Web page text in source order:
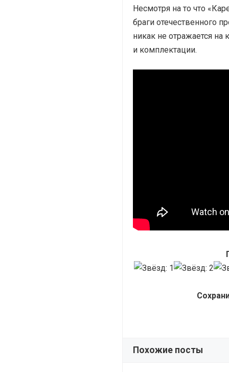
Несмотря на то что
браги отечественного
никак не отражается на
и комплектации.
Похожие посты